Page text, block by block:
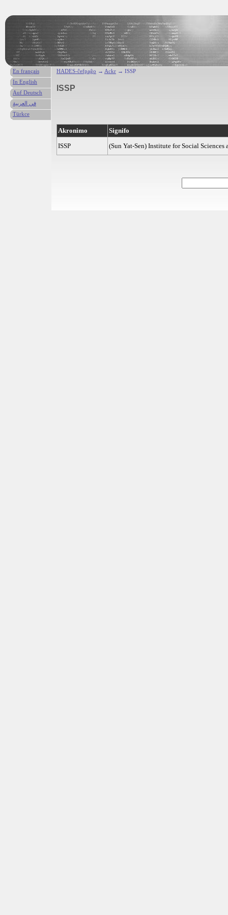
HADES-ĉefpaĝo → Ackr → ISSP
ISSP
Akronimo
Signifo
ISSP
(Sun Yat-Sen) Institute for Social Sciences
En français
In English
Auf Deutsch
في العربية
Türkce